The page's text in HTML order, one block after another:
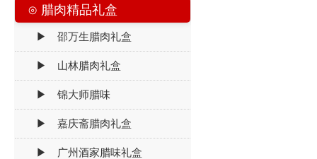
⊙ 腊肉精品礼盒
▶ 邵万生腊肉礼盒
▶ 山林腊肉礼盒
▶ 锦大师腊味
▶ 嘉庆斋腊肉礼盒
▶ 广州酒家腊味礼盒